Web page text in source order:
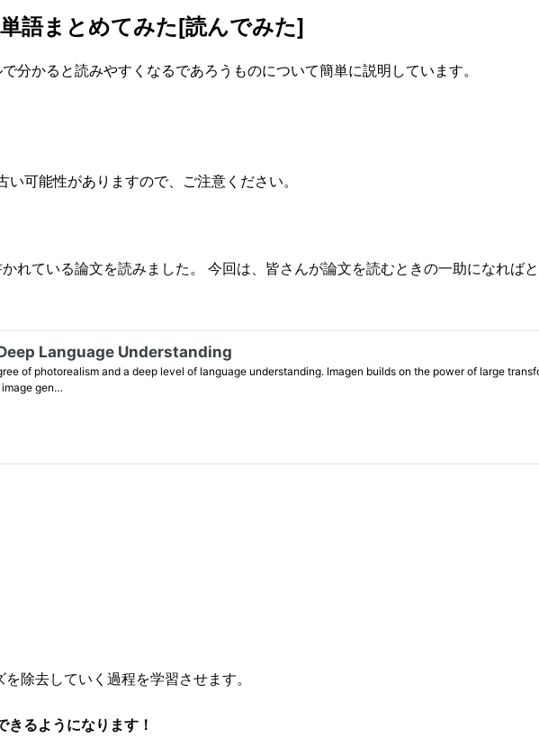
語まとめてみた[読んでみた]
かると読みやすくなるであろうものについて簡単に説明しています。
可能性がありますので、ご注意ください。
れている論文を読みました。 今回は、皆さんが論文を読むときの一助になれば
除去していく過程を学習させます。
きるようになります！